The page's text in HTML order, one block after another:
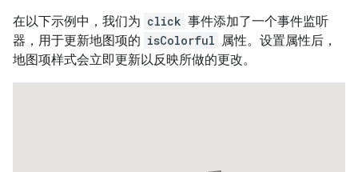
在以下示例中，我们为 click 事件添加了一个事件监听
器，用于更新地图项的 isColorful 属性。设置属性后，
地图项样式会立即更新以反映所做的更改。